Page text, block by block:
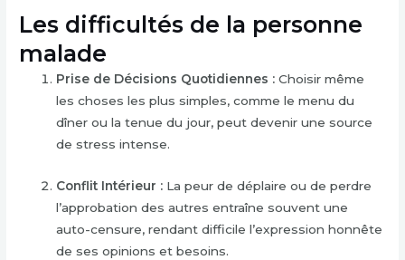
Les difficultés de la personne
malade
Prise de Décisions Quotidiennes : Choisir même
les choses les plus simples, comme le menu du
dîner ou la tenue du jour, peut devenir une source
de stress intense.
Conflit Intérieur : La peur de déplaire ou de perdre
l’approbation des autres entraîne souvent une
auto-censure, rendant difficile l’expression honnête
de ses opinions et besoins.